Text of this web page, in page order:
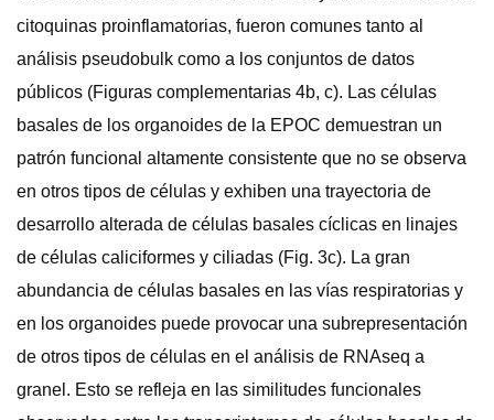
citoquinas proinflamatorias, fueron comunes tanto al
análisis pseudobulk como a los conjuntos de datos
públicos (Figuras complementarias 4b, c). Las células
basales de los organoides de la EPOC demuestran un
patrón funcional altamente consistente que no se observa
en otros tipos de células y exhiben una trayectoria de
desarrollo alterada de células basales cíclicas en linajes
de células caliciformes y ciliadas (Fig. 3c). La gran
abundancia de células basales en las vías respiratorias y
en los organoides puede provocar una subrepresentación
de otros tipos de células en el análisis de RNAseq a
granel. Esto se refleja en las similitudes funcionales